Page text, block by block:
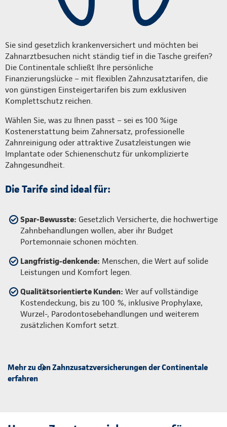
Sie sind gesetzlich krankenversichert und möchten bei
Zahnarztbesuchen nicht ständig tief in die Tasche greifen?
Die Continentale schließt Ihre persönliche
Finanzierungslücke – mit flexiblen Zahnzusatztarifen, die
von günstigen Einsteigertarifen bis zum exklusiven
Komplettschutz reichen.
Wählen Sie, was zu Ihnen passt – sei es 100 %ige
Kostenerstattung beim Zahnersatz, professionelle
Zahnreinigung oder attraktive Zusatzleistungen wie
Implantate oder Schienenschutz für unkomplizierte
Zahngesundheit.
Die Tarife sind ideal für:
Spar‑Bewusste: Gesetzlich Versicherte, die hochwertige
Zahnbehandlungen wollen, aber ihr Budget
Portemonnaie schonen möchten.
Langfristig-denkende: Menschen, die Wert auf solide
Leistungen und Komfort legen.
Qualitätsorientierte Kunden: Wer auf vollständige
Kostendeckung, bis zu 100 %, inklusive Prophylaxe,
Wurzel-, Parodontosebehandlungen und weiterem
zusätzlichen Komfort setzt.
Mehr zu den Zahnzusatzversicherungen der Continentale
erfahren